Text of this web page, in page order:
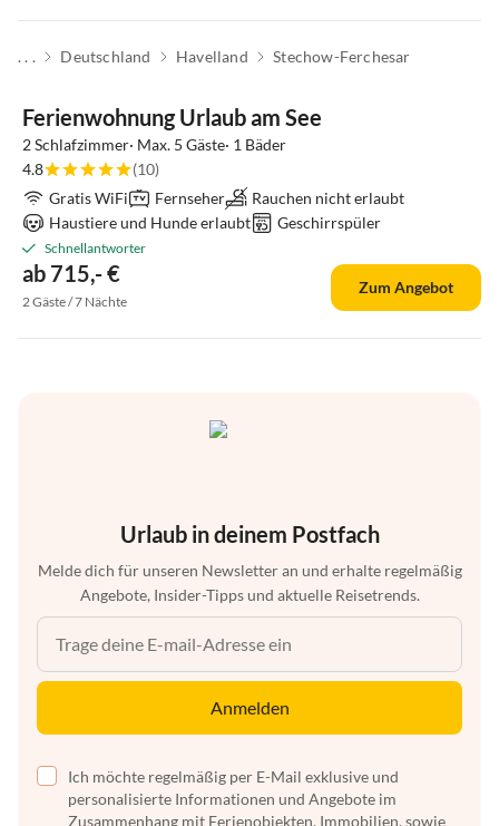
. . . Deutschland Havelland Stechow-Ferchesar
Ferienwohnung Urlaub am See
2 Schlafzimmer· Max. 5 Gäste· 1 Bäder
4.8
(10)
Gratis WiFi
Fernseher
Rauchen nicht erlaubt
Haustiere und Hunde erlaubt
Geschirrspüler
Schnellantworter
ab 715,- €
2 Gäste / 7 Nächte
Zum Angebot
Urlaub in deinem Postfach
Melde dich für unseren Newsletter an und erhalte regelmäßig
Angebote, Insider-Tipps und aktuelle Reisetrends.
Anmelden
Ich möchte regelmäßig per E-Mail exklusive und
personalisierte Informationen und Angebote im
Zusammenhang mit Ferienobjekten, Immobilien, sowie